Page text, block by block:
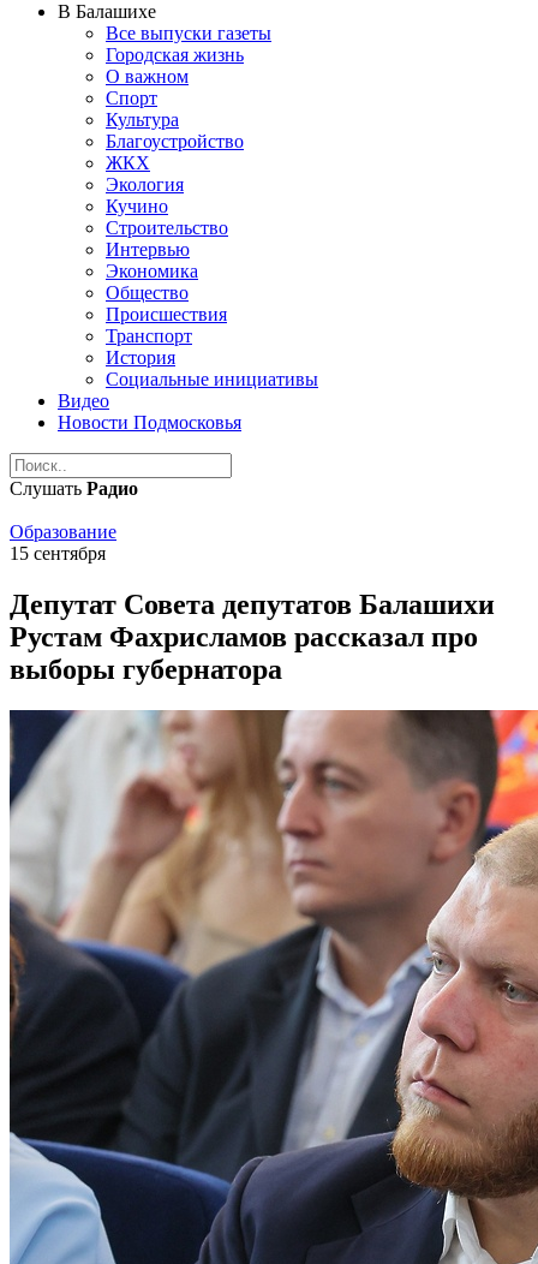
В Балашихе
Все выпуски газеты
Городская жизнь
О важном
Спорт
Культура
Благоустройство
ЖКХ
Экология
Кучино
Строительство
Интервью
Экономика
Общество
Происшествия
Транспорт
История
Социальные инициативы
Видео
Новости Подмосковья
Слушать Радио
Образование
15 сентября
Депутат Совета депутатов Балашихи
Рустам Фахрисламов рассказал про
выборы губернатора